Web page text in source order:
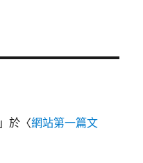
」於〈網站第一篇文